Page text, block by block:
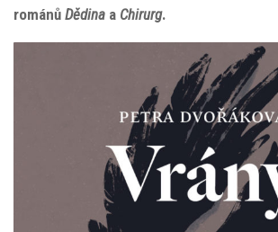
románů Dědina a Chirurg.